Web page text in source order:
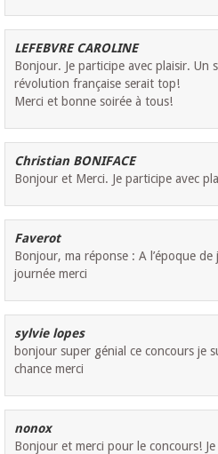
LEFEBVRE CAROLINE
Bonjour. Je participe avec plaisir. Un
révolution française serait top!
Merci et bonne soirée à tous!
Christian BONIFACE
Bonjour et Merci. Je participe avec
Faverot
Bonjour, ma réponse : A l’époque de
journée merci
sylvie lopes
bonjour super génial ce concours je
chance merci
nonox
Bonjour et merci pour le concours!